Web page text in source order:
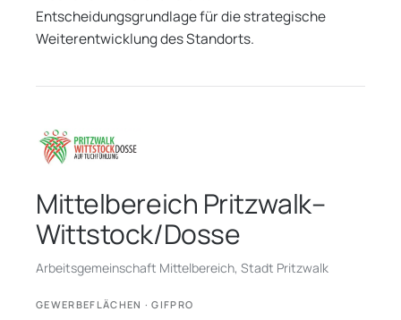
Entscheidungsgrundlage für die strategische
Weiterentwicklung des Standorts.
Mittelbereich Pritzwalk–
Wittstock/Dosse
Arbeitsgemeinschaft Mittelbereich, Stadt Pritzwalk
GEWERBEFLÄCHEN · GIFPRO